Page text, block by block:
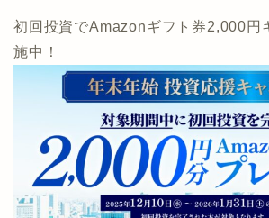
初回投資でAmazonギフト券2,000円
施中！